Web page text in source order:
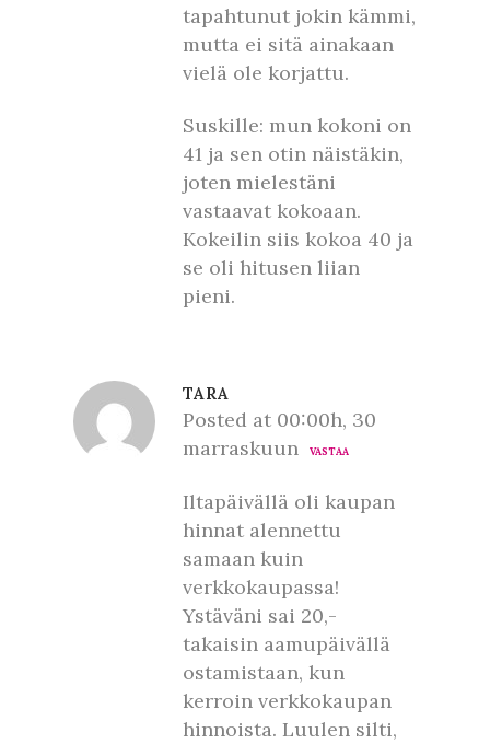
tapahtunut jokin kämmi,
mutta ei sitä ainakaan
vielä ole korjattu.
Suskille: mun kokoni on
41 ja sen otin näistäkin,
joten mielestäni
vastaavat kokoaan.
Kokeilin siis kokoa 40 ja
se oli hitusen liian
pieni.
TARA
Posted at 00:00h, 30
marraskuun
VASTAA
Iltapäivällä oli kaupan
hinnat alennettu
samaan kuin
verkkokaupassa!
Ystäväni sai 20,-
takaisin aamupäivällä
ostamistaan, kun
kerroin verkkokaupan
hinnoista. Luulen silti,